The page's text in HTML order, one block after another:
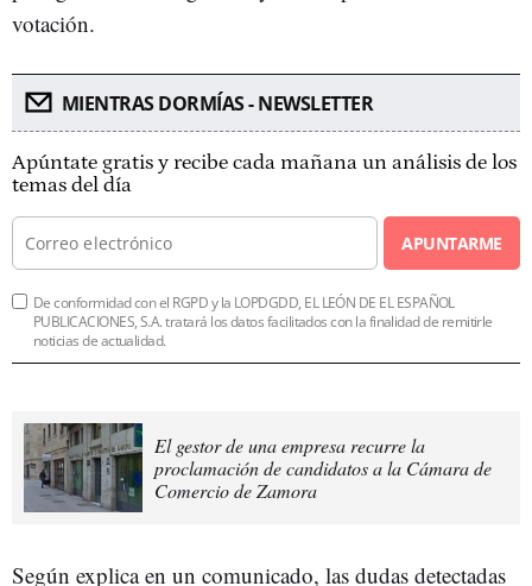
votación.
MIENTRAS DORMÍAS - NEWSLETTER
Apúntate gratis y recibe cada mañana un análisis de los
temas del día
APUNTARME
De conformidad con el RGPD y la LOPDGDD, EL LEÓN DE EL ESPAÑOL
PUBLICACIONES, S.A. tratará los datos facilitados con la finalidad de remitirle
noticias de actualidad.
El gestor de una empresa recurre la
proclamación de candidatos a la Cámara de
Comercio de Zamora
Según explica en un comunicado, las dudas detectadas